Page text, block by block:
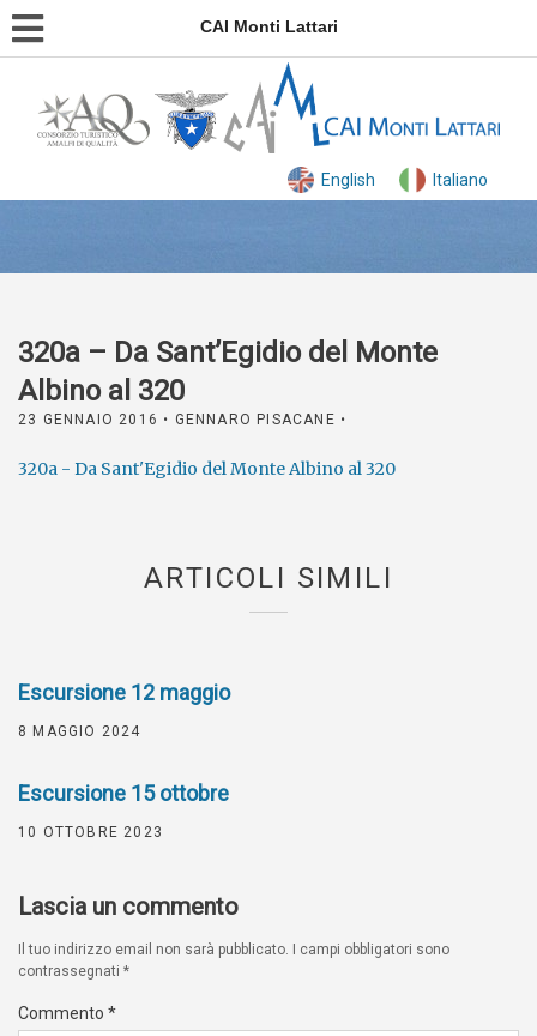
CAI Monti Lattari
English Italiano
320a – Da Sant’Egidio del Monte
Albino al 320
23 GENNAIO 2016 • GENNARO PISACANE •
320a - Da Sant'Egidio del Monte Albino al 320
ARTICOLI SIMILI
Escursione 12 maggio
8 MAGGIO 2024
Escursione 15 ottobre
10 OTTOBRE 2023
Lascia un commento
Il tuo indirizzo email non sarà pubblicato. I campi obbligatori sono
contrassegnati *
Commento *